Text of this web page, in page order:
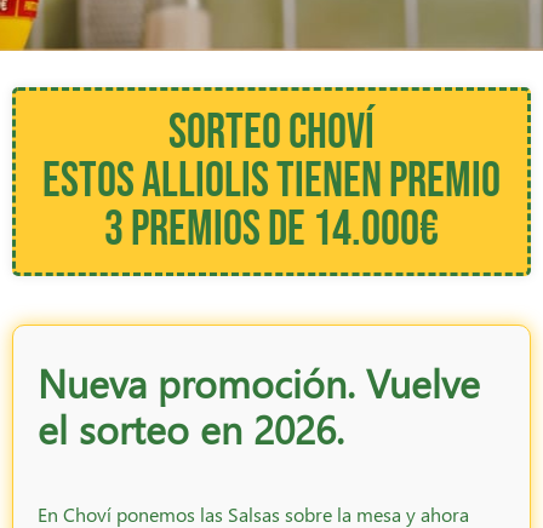
SORTEO CHOVÍ
ESTOS ALLIOLIS TIENEN PREMIO
3 PREMIOS DE 14.000€
Nueva promoción. Vuelve
el sorteo en 2026.
En Choví ponemos las Salsas sobre la mesa y ahora